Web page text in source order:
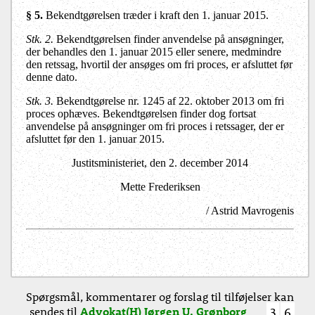
§ 5. Bekendtgørelsen træder i kraft den 1. januar 2015.
Stk. 2.Bekendtgørelsen finder anvendelse på ansøgninger,
der behandles den 1. januar 2015 eller senere, medmindre
den retssag, hvortil der ansøges om fri proces, er afsluttet før
denne dato.
Stk. 3. Bekendtgørelse nr. 1245 af 22. oktober 2013 om fri
proces ophæves. Bekendtgørelsen finder dog fortsat
anvendelse på ansøgninger om fri proces i retssager, der er
afsluttet før den 1. januar 2015.
Justitsministeriet, den 2. december 2014
Mette Frederiksen
/ Astrid Mavrogenis
Spørgsmål, kommentarer og forslag til tilføjelser kan
sendes til Advokat(H) Jørgen U. Grønborg